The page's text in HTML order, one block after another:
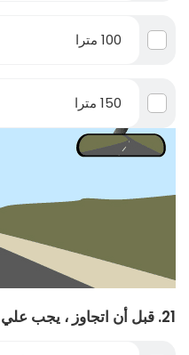
100 مترا
150 مترا
21. قبل أن اتجاوز ، يجب علي دائماً :